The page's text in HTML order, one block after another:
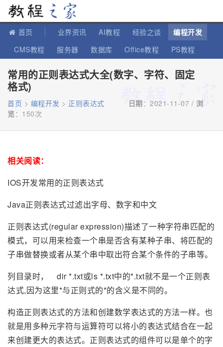
首页 业界资讯 AI教程 经验之谈
编程开发
CMS教程
服务器 数据库 Office教程
PS教程
常用的正则表达式大全(数字、字符、固定
格式)
首页 > 编程开发 > 正则表达式 日期：2021-11-07 / 浏
览： 150次
相关阅读：
IOS开发常用的正则表达式
Java正则表达式过滤出字母、数字和中文
正则表达式(regular expression)描述了一种字符串匹配的
模式，可以用来检查一个串是否含有某种子串、将匹配的
子串做替换或者从某个串中取出符合某个条件的子串等。
列目录时， dir *.txt或ls *.txt中的*.txt就不是一个正则表
达式,因为这里*与正则式的*的含义是不同的。
构造正则表达式的方法和创建数学表达式的方法一样。也
就是用多种元字符与运算符可以将小的表达式结合在一起
来创建更大的表达式。正则表达式的组件可以是单个的字